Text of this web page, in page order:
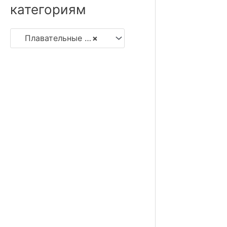
категориям
×
Плавательные принадлежности